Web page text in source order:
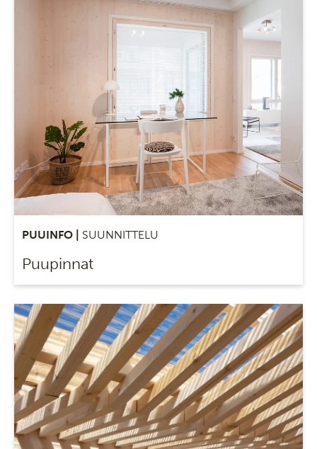
PUUINFO | SUUNNITTELU
Puupinnat